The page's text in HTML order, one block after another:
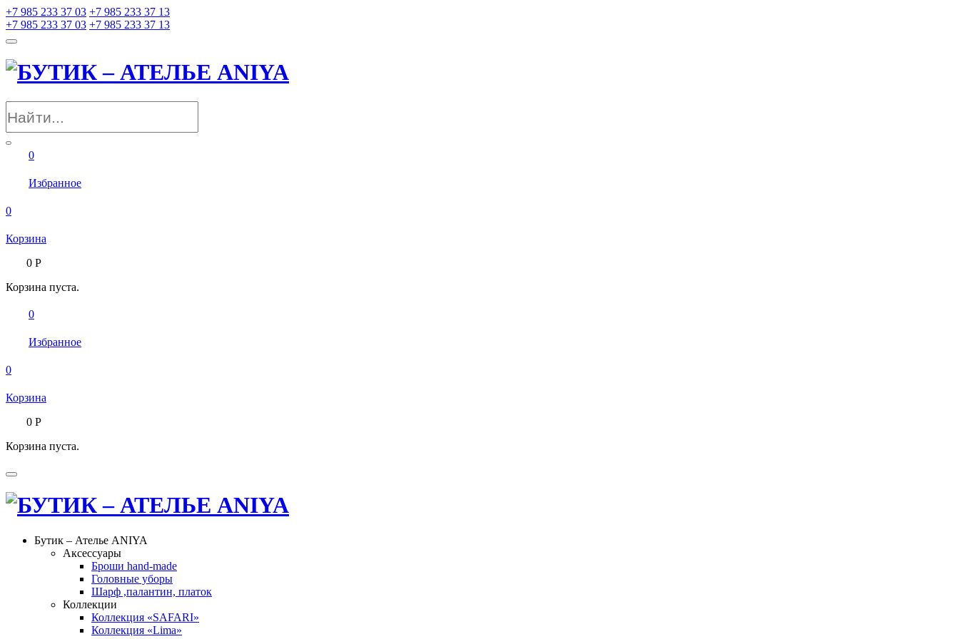
+7 985 233 37 03 +7 985 233 37 13
+7 985 233 37 03 +7 985 233 37 13
0
Избранное
0
Корзина
0Р
Корзина пуста.
0
Избранное
0
Корзина
0Р
Корзина пуста.
Бутик – Ателье ANIYA
Аксессуары
Броши hand-made
Головные уборы
Шарф ,палантин, платок
Коллекции
Коллекция «SAFARI»
Коллекция «Lima»